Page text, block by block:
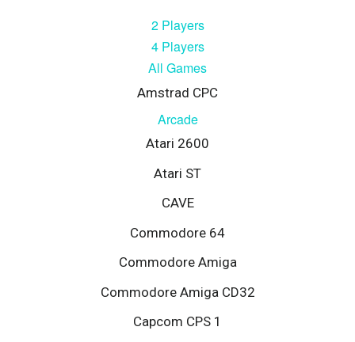
2 Players
4 Players
All Games
Amstrad CPC
Arcade
Atari 2600
Atari ST
CAVE
Commodore 64
Commodore Amiga
Commodore Amiga CD32
Capcom CPS 1